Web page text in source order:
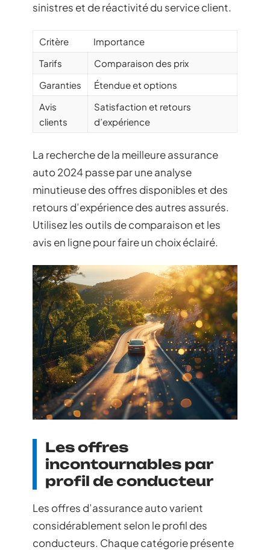
sinistres et de réactivité du service client.
Critère
Importance
Tarifs
Comparaison des prix
Garanties
Étendue et options
Avis
clients
Satisfaction et retours
d’expérience
La recherche de la meilleure assurance
auto 2024 passe par une analyse
minutieuse des offres disponibles et des
retours d’expérience des autres assurés.
Utilisez les outils de comparaison et les
avis en ligne pour faire un choix éclairé.
Les offres
incontournables par
profil de conducteur
Les offres d’assurance auto varient
considérablement selon le profil des
conducteurs. Chaque catégorie présente